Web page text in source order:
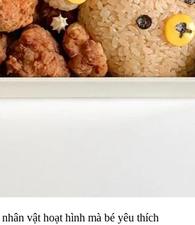
vật hoạt hình mà bé yêu thích